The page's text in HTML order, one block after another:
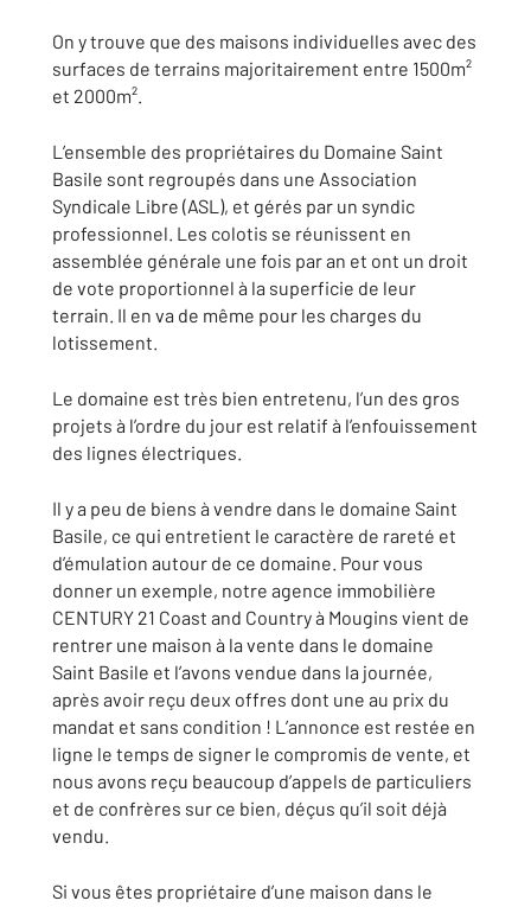
On y trouve que des maisons individuelles avec des
surfaces de terrains majoritairement entre 1500m²
et 2000m².
L’ensemble des propriétaires du Domaine Saint
Basile sont regroupés dans une Association
Syndicale Libre (ASL), et gérés par un syndic
professionnel. Les colotis se réunissent en
assemblée générale une fois par an et ont un droit
de vote proportionnel à la superficie de leur
terrain. Il en va de même pour les charges du
lotissement.
Le domaine est très bien entretenu, l’un des gros
projets à l’ordre du jour est relatif à l’enfouissement
des lignes électriques.
Il y a peu de biens à vendre dans le domaine Saint
Basile, ce qui entretient le caractère de rareté et
d’émulation autour de ce domaine. Pour vous
donner un exemple, notre agence immobilière
CENTURY 21 Coast and Country à Mougins vient de
rentrer une maison à la vente dans le domaine
Saint Basile et l’avons vendue dans la journée,
après avoir reçu deux offres dont une au prix du
mandat et sans condition ! L’annonce est restée en
ligne le temps de signer le compromis de vente, et
nous avons reçu beaucoup d’appels de particuliers
et de confrères sur ce bien, déçus qu’il soit déjà
vendu.
Si vous êtes propriétaire d’une maison dans le